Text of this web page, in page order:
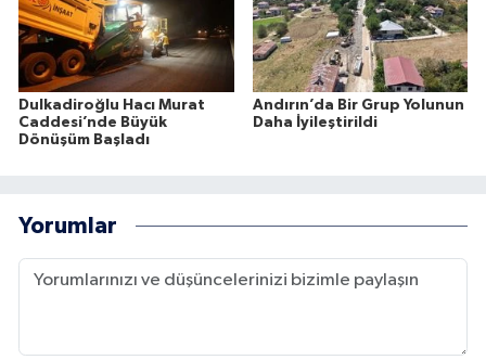
Dulkadiroğlu Hacı Murat
Caddesi’nde Büyük
Dönüşüm Başladı
Andırın’da Bir Grup Yolunun
Daha İyileştirildi
Yorumlar